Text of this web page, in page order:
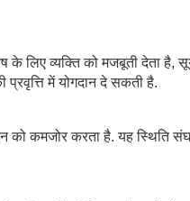
लिए व्यक्ति को मजबूती देता है,
में योगदान दे सकती है.
कमजोर करता है. यह स्थिति